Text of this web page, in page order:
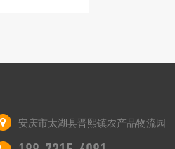
安庆市太湖县晋熙镇农产品物流园